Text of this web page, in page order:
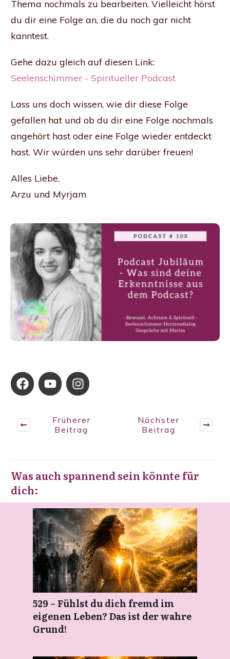
Thema nochmals zu bearbeiten. Vielleicht hörst
du dir eine Folge an, die du noch gar nicht
kanntest.
Gehe dazu gleich auf diesen Link:
Seelenschimmer - Spiritueller Podcast
Lass uns doch wissen, wie dir diese Folge
gefallen hat und ob du dir eine Folge nochmals
angehört hast oder eine Folge wieder entdeckt
hast. Wir würden uns sehr darüber freuen!
Alles Liebe,
Arzu und Myrjam
Früherer
Beitrag
Nächster
Beitrag
Was auch spannend sein könnte für
dich:
529 – Fühlst du dich fremd im
eigenen Leben? Das ist der wahre
Grund!